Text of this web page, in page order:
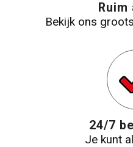
Ruim
Bekijk ons
24/7
Je kunt